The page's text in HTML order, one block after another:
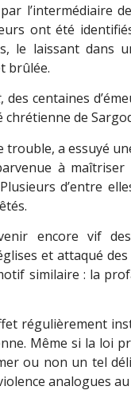
l’intermédiaire
ont été
le laissant dans
brûlée.
, des centaines
chrétienne de
a essuyé
à
d’entre
encore vif des
et attaqué
similaire : la
régulièrement
Même si la loi
ou non un tel
analogues